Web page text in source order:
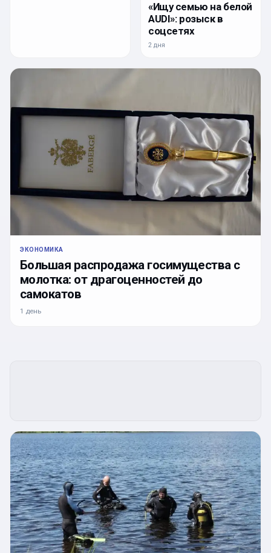
«Ищу семью на белой
AUDI»: розыск в
соцсетях
2 дня
ЭКОНОМИКА
Большая распродажа госимущества с
молотка: от драгоценностей до
самокатов
1 день